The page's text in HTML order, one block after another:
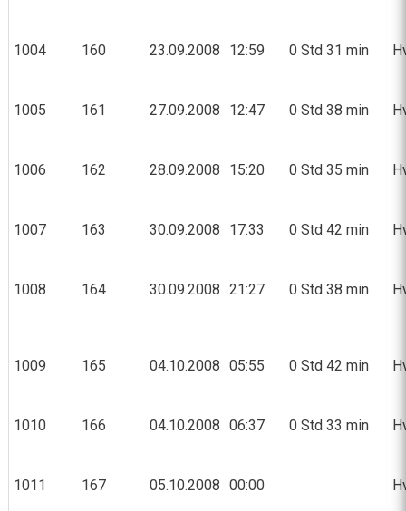
1004 160 23.09.2008 12:59 0 Std 31 min
1005 161 27.09.2008 12:47 0 Std 38 min
1006 162 28.09.2008 15:20 0 Std 35 min
1007 163 30.09.2008 17:33 0 Std 42 min
1008 164 30.09.2008 21:27 0 Std 38 min
1009 165 04.10.2008 05:55 0 Std 42 min
1010 166 04.10.2008 06:37 0 Std 33 min
1011 167 05.10.2008 00:00